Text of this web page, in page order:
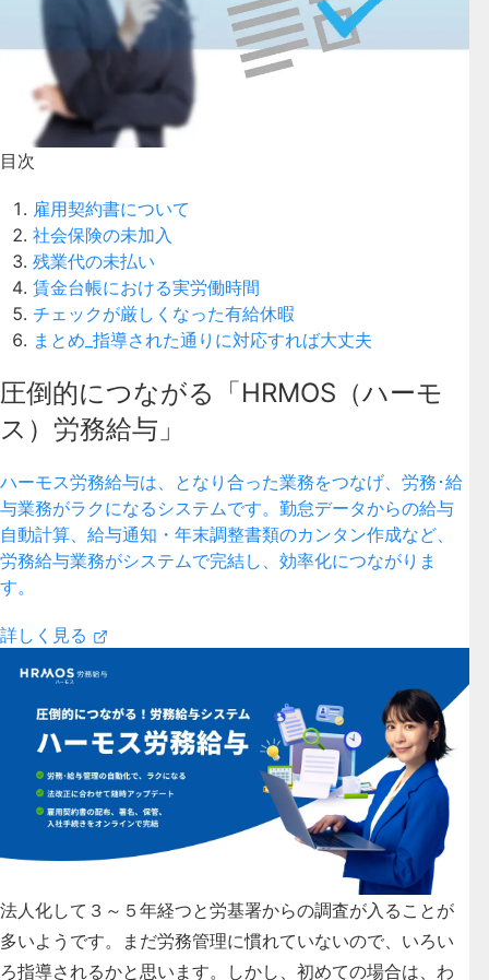
目次
雇用契約書について
社会保険の未加入
残業代の未払い
賃金台帳における実労働時間
チェックが厳しくなった有給休暇
まとめ_指導された通りに対応すれば大丈夫
圧倒的につながる「HRMOS（ハーモ
ス）労務給与」
ハーモス労務給与は、となり合った業務をつなげ、労務･給
与業務がラクになるシステムです。勤怠データからの給与
自動計算、給与通知・年末調整書類のカンタン作成など、
労務給与業務がシステムで完結し、効率化につながりま
す。
詳しく見る
法人化して３～５年経つと労基署からの調査が入ることが
多いようです。まだ労務管理に慣れていないので、いろい
ろ指導されるかと思います。しかし、初めての場合は、わ